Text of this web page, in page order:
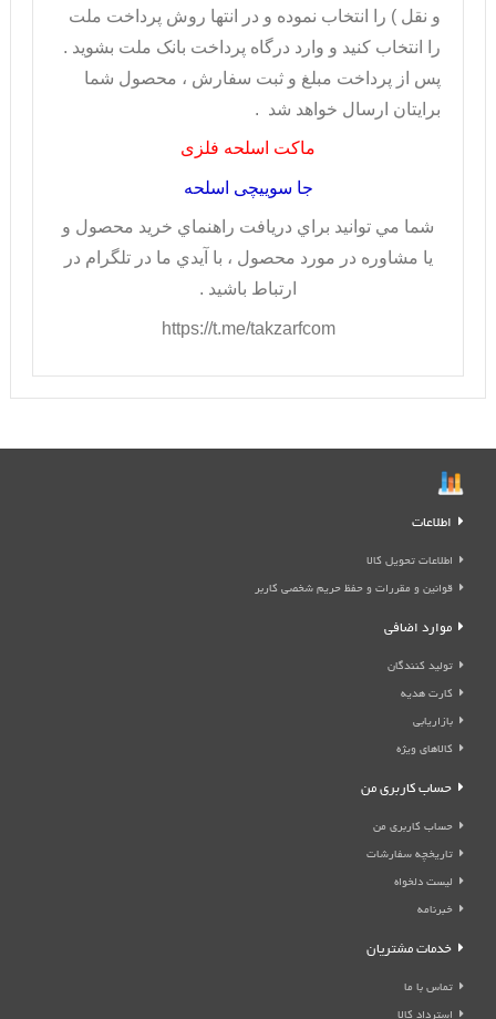
و نقل ) را انتخاب نموده و در انتها روش پرداخت ملت
را انتخاب کنيد و وارد درگاه پرداخت بانک ملت بشويد .
پس از پرداخت مبلغ و ثبت سفارش ، محصول شما
برايتان ارسال خواهد شد .
ماکت اسلحه فلزی
جا سوییچی اسلحه
شما مي توانيد براي دريافت راهنماي خريد محصول و
يا مشاوره در مورد محصول ، با آيدي ما در تلگرام در
ارتباط باشيد .
https://t.me/takzarfcom
اطلاعات
اطلاعات تحویل کالا
قوانین و مقررات و حفظ حریم شخصی کاربر
موارد اضافی
تولید کنندگان
کارت هدیه
بازاریابی
کالاهای ویژه
حساب کاربری من
حساب کاربری من
تاریخچه سفارشات
لیست دلخواه
خبرنامه
خدمات مشتریان
تماس با ما